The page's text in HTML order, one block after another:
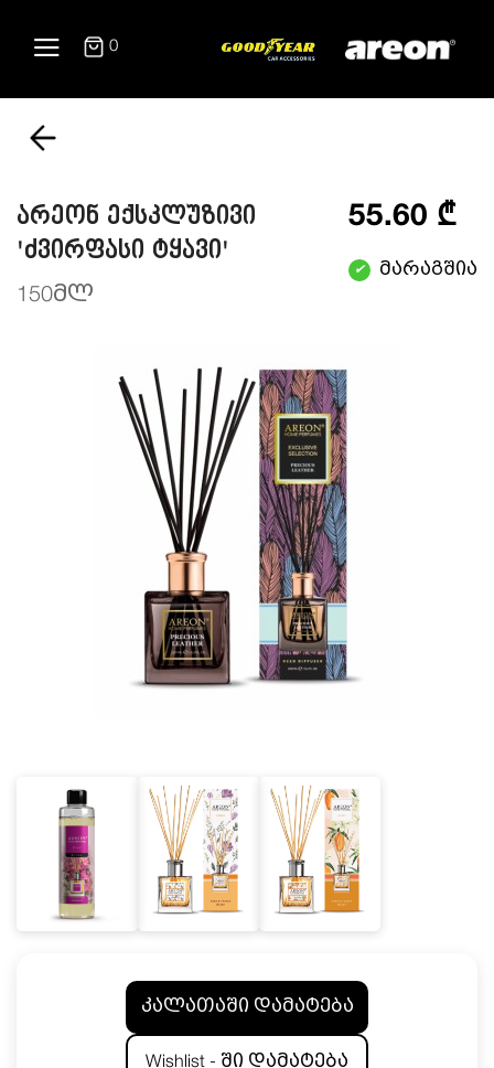
0
არეონ ექსკლუზივი
'ძვირფასი ტყავი'
150მლ
55.60 ₾
✔ მარაგშია
კალათაში დამატება
Wishlist - ში დამატება